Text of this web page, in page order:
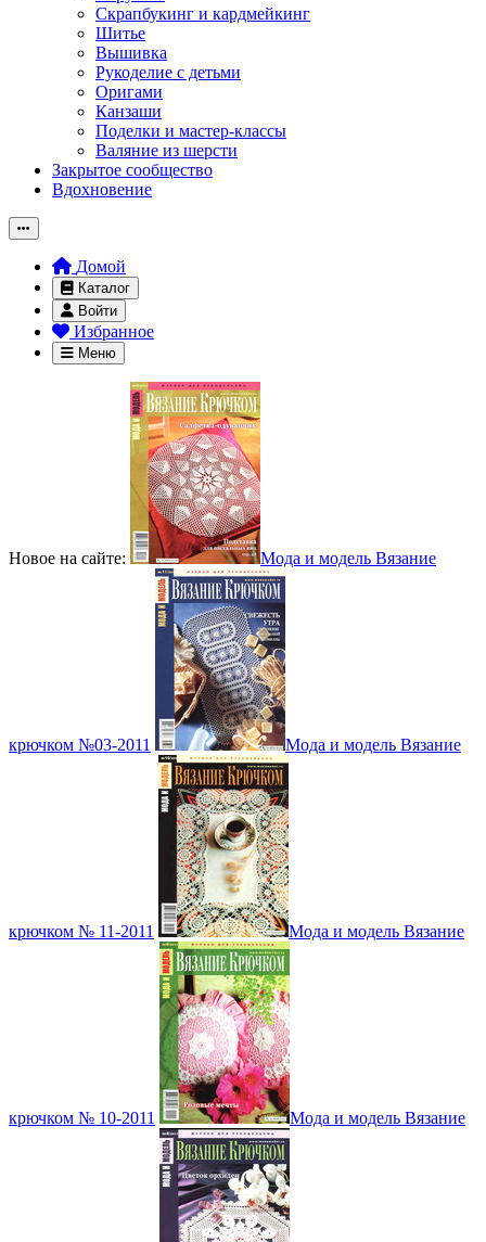
Скрапбукинг и кардмейкинг
Шитье
Вышивка
Рукоделие с детьми
Оригами
Канзаши
Поделки и мастер-классы
Валяние из шерсти
Закрытое сообщество
Вдохновение
Домой
Каталог
Войти
Избранное
Меню
Новое на сайте: Мода и модель Вязание
крючком №03-2011 Мода и модель Вязание
крючком № 11-2011 Мода и модель Вязание
крючком № 10-2011 Мода и модель Вязание